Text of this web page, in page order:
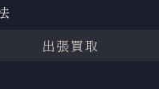
出張買取